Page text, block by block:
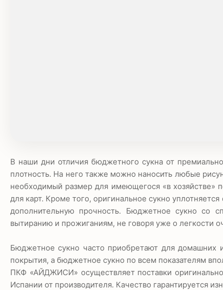
В наши дни отличия бюджетного сукна от
плотность. На него также можно наносить любые
необходимый размер для имеющегося «в хозяйстве»
для карт. Кроме того, оригинальное сукно
дополнительную прочность. Бюджетное сукно со
вытиранию и прожиганиям, не говоря уже о легкости
Бюджетное сукно часто приобретают для
покрытия, а бюджетное сукно по всем показателям
ПКФ «АЙДЖИСИ» осуществляет поставки
Испании от производителя. Качество гарантируется